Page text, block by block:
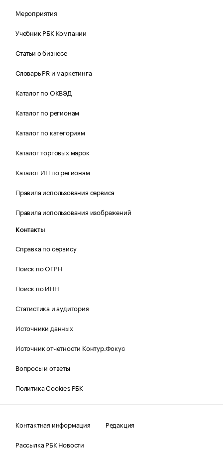
Мероприятия
Учебник РБК Компании
Статьи о бизнесе
Словарь PR и маркетинга
Каталог по ОКВЭД
Каталог по регионам
Каталог по категориям
Каталог торговых марок
Каталог ИП по регионам
Правила использования сервиса
Правила использования изображений
Контакты
Справка по сервису
Поиск по ОГРН
Поиск по ИНН
Статистика и аудитория
Источники данных
Источник отчетности Контур.Фокус
Вопросы и ответы
Политика Cookies РБК
Контактная информация
Редакция
Рассылка РБК Новости